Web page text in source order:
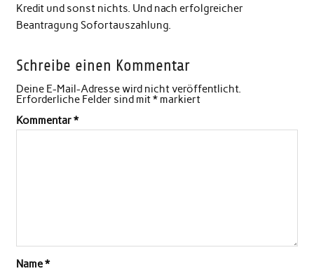
Kredit und sonst nichts. Und nach erfolgreicher
Beantragung Sofortauszahlung.
Schreibe einen Kommentar
Deine E-Mail-Adresse wird nicht veröffentlicht.
Erforderliche Felder sind mit*markiert
Kommentar*
Name*